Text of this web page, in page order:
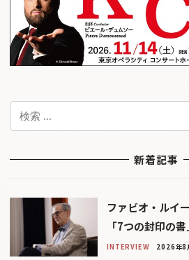
検
新着記事
ファビオ・ルイ
「7つの封印の書
INTERVIEW 2026年8